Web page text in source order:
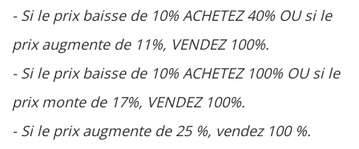
- Si le prix baisse de 10% ACHETEZ 40% OU si le
prix augmente de 11%, VENDEZ 100%.
- Si le prix baisse de 10% ACHETEZ 100% OU si le
prix monte de 17%, VENDEZ 100%.
- Si le prix augmente de 25 %, vendez 100 %.